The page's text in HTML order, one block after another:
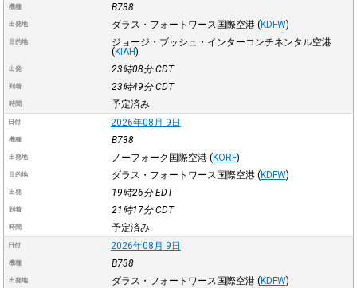
機種 B738
出発地 ダラス・フォートワース国際空港 (KDFW)
目的地
ジョージ・ブッシュ・インターコンチネンタル空港
(KIAH)
出発 23時08分CDT
到着 23時49分CDT
時間 予定済み
日付 2026年08月 9日
機種 B738
出発地 ノーフォーク国際空港 (KORF)
目的地 ダラス・フォートワース国際空港 (KDFW)
出発 19時26分EDT
到着 21時17分CDT
時間 予定済み
日付 2026年08月 9日
機種 B738
出発地 ダラス・フォートワース国際空港 (KDFW)